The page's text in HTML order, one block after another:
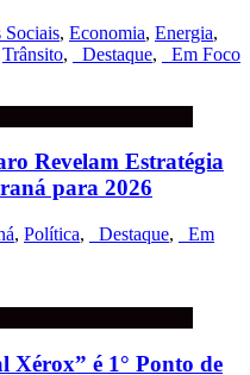
Sociais, Economia, Energia,
Trânsito, _Destaque, _Em Foco
Revelam Estratégia
para 2026
, Política, _Destaque,
_Em
é 1° Ponto de